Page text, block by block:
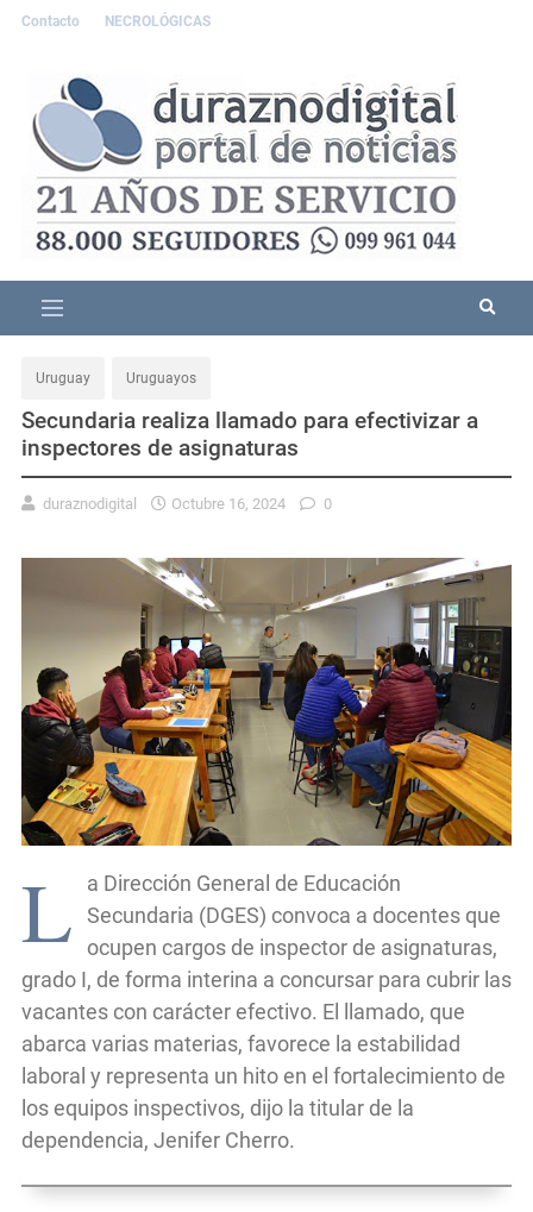
Contacto NECROLÓGICAS
Uruguay Uruguayos
Secundaria realiza llamado para efectivizar a
inspectores de asignaturas
duraznodigital Octubre 16, 2024 0
L
a Dirección General de Educación
Secundaria (DGES) convoca a docentes que
ocupen cargos de inspector de asignaturas,
grado I, de forma interina a concursar para cubrir las
vacantes con carácter efectivo. El llamado, que
abarca varias materias, favorece la estabilidad
laboral y representa un hito en el fortalecimiento de
los equipos inspectivos, dijo la titular de la
dependencia, Jenifer Cherro.